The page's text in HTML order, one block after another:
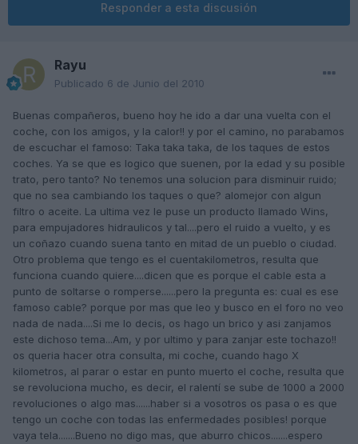
Responder a esta discusión
Rayu
Publicado 6 de Junio del 2010
Buenas compañeros, bueno hoy he ido a dar una vuelta con el
coche, con los amigos, y la calor!! y por el camino, no parabamos
de escuchar el famoso: Taka taka taka, de los taques de estos
coches. Ya se que es logico que suenen, por la edad y su posible
trato, pero tanto? No tenemos una solucion para disminuir ruido;
que no sea cambiando los taques o que? alomejor con algun
filtro o aceite. La ultima vez le puse un producto llamado Wins,
para empujadores hidraulicos y tal....pero el ruido a vuelto, y es
un coñazo cuando suena tanto en mitad de un pueblo o ciudad.
Otro problema que tengo es el cuentakilometros, resulta que
funciona cuando quiere....dicen que es porque el cable esta a
punto de soltarse o romperse......pero la pregunta es: cual es ese
famoso cable? porque por mas que leo y busco en el foro no veo
nada de nada....Si me lo decis, os hago un brico y asi zanjamos
este dichoso tema...Am, y por ultimo y para zanjar este tochazo!!
os queria hacer otra consulta, mi coche, cuando hago X
kilometros, al parar o estar en punto muerto el coche, resulta que
se revoluciona mucho, es decir, el ralentí se sube de 1000 a 2000
revoluciones o algo mas......haber si a vosotros os pasa o es que
tengo un coche con todas las enfermedades posibles! porque
vaya tela.......Bueno no digo mas, que aburro chicos.......espero